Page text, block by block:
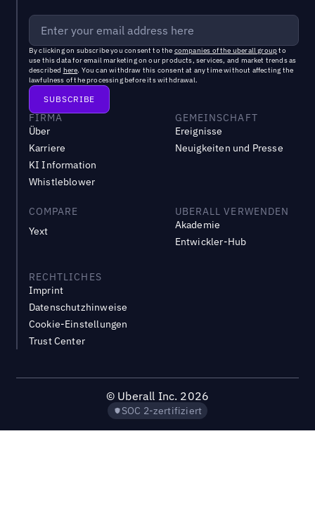
By clicking on subscribe you consent to the companies of the uberall groupto
use this data for email marketing on our products, services, and market trends as
described here. You can withdraw this consent at any time without affecting the
lawfulness of the processing before its withdrawal.
FIRMA
Über
Karriere
KI Information
Whistleblower
GEMEINSCHAFT
Ereignisse
Neuigkeiten und Presse
COMPARE
Yext
UBERALL VERWENDEN
Akademie
Entwickler-Hub
RECHTLICHES
Imprint
Datenschutzhinweise
Cookie-Einstellungen
Trust Center
© Uberall Inc. 2026
SOC 2-zertifiziert